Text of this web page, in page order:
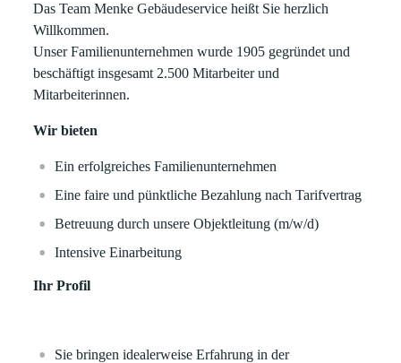
Das Team Menke Gebäudeservice heißt Sie herzlich
Willkommen.
Unser Familienunternehmen wurde 1905 gegründet und
beschäftigt insgesamt 2.500 Mitarbeiter und
Mitarbeiterinnen.
Wir bieten
Ein erfolgreiches Familienunternehmen
Eine faire und pünktliche Bezahlung nach Tarifvertrag
Betreuung durch unsere Objektleitung (m/w/d)
Intensive Einarbeitung
Ihr Profil
Sie bringen idealerweise Erfahrung in der